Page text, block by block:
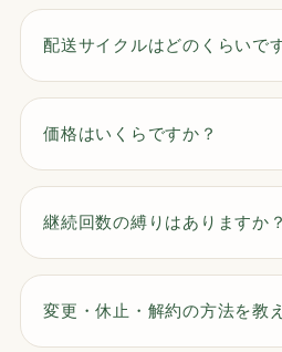
配送サイクルはどのくらいで
価格はいくらですか？
継続回数の縛りはありますか？
変更・休止・解約の方法を教